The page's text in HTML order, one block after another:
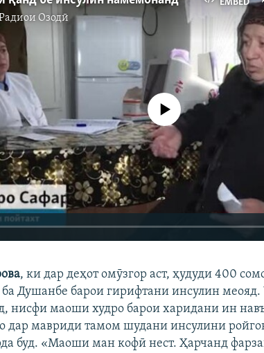
EMBED
Озодӣ
Феълан кор намекунад
, ки дар деҳот омӯзгор аст, ҳудуди 400
Душанбе барои гирифтани инсулин меояд.
нисфи маоши худро барои харидани ин
дар мавриди тамом шудани инсулини
буд. «Маоши ман кофӣ нест. Ҳарчанд